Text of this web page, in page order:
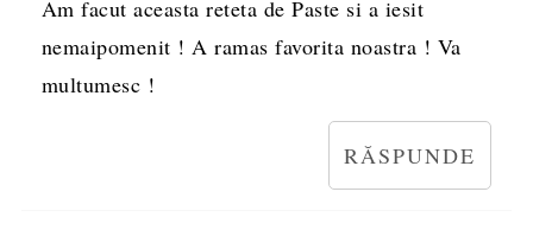
Am facut aceasta reteta de Paste si a iesit
nemaipomenit ! A ramas favorita noastra ! Va
multumesc !
RĂSPUNDE